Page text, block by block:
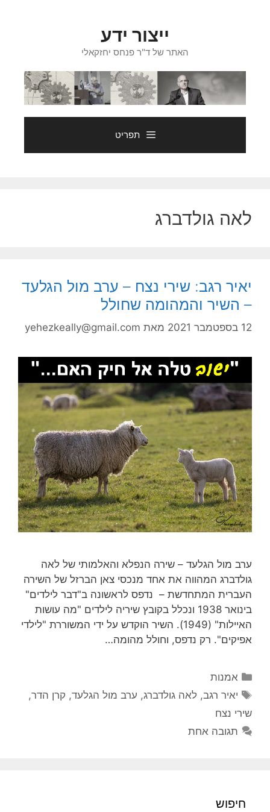
ייצור ידע
האתר של ד"ר פנחס יחזקאלי
תפריט
לאה גולדברג
יאיר רגב: שירי נצח – ערב מול הגלעד
– השיר והמהומה שחולל
12 בספטמבר 2021 מאת yehezkeally@gmail.com
ערב מול הגלעד – שירה הנפלא והאלמותי של לאה
גולדברג המהווה את אחד מנכסי צאן הברזל של השירה
העברית המתחדשת – נדפס לראשונה ב"דבר לילדים"
בינואר 1938 ונכלל בקובץ שיריה לילדים "מה עושות
האיילות" (1949). השיר הוקדש על ידי המשוררת "לילדי
אפיקים". רק נדפס, וחולל מהומה…
קטגוריות
אמנות
תגיות
יאיר רגב, לאה גולדברג, ערב מול הגלעד, קרן הדר,
שירי נצח
תגובה אחת
חיפוש